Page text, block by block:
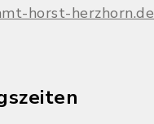
horst-herzhorn.de